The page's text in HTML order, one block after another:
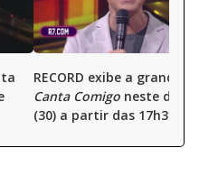
RECORD exibe a grande
Canta Comigo neste
(30) a partir das 17h30